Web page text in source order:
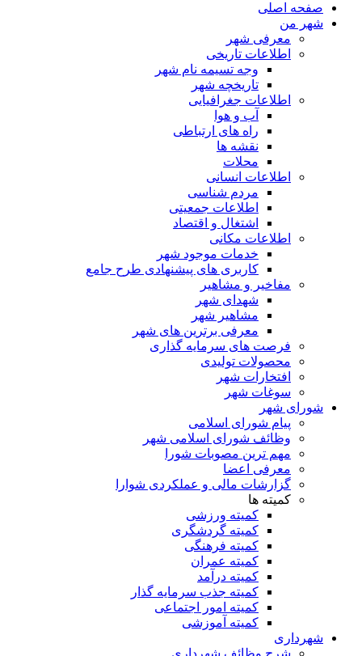
صفحه اصلی
شهر من
معرفی شهر
اطلاعات تاریخی
وجه تسیمه نام شهر
تاریخچه شهر
اطلاعات جغرافیایی
آب و هوا
راه های ارتباطی
نقشه ها
محلات
اطلاعات انسانی
مردم شناسی
اطلاعات جمعیتی
اشتغال و اقتصاد
اطلاعات مکانی
خدمات موجود شهر
کاربری های پیشنهادی طرح جامع
مفاخیر و مشاهیر
شهدای شهر
مشاهیر شهر
معرفی برترین های شهر
فرصت های سرمایه گذاری
محصولات تولیدی
افتخارات شهر
سوغات شهر
شورای شهر
پیام شورای اسلامی
وظائف شورای اسلامی شهر
مهم ترین مصوبات شورا
معرفی اعضا
گزارشات مالی و عملکردی شوارا
کمیته ها
کمیته ورزشی
کمیته گردشگری
کمیته فرهنگی
کمیته عمران
کمیته درآمد
کمیته جذب سرمایه گذار
کمیته امور اجتماعی
کمیته آموزشی
شهرداری